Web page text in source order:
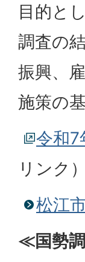
目的と
調査の
振興、
施策の
令和7
リンク）
松江
≪国勢